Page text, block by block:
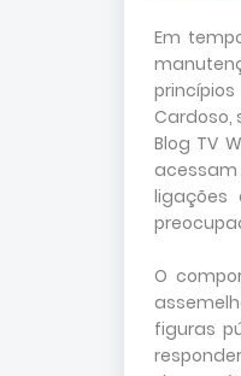
Em
Cardoso,
Blog TV
acessam
ligações
O
figuras